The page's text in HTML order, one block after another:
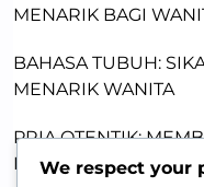
MENARIK BAGI
BAHASA TUBUH:
MENARIK WANITA
PRIA OTENTIK:
MENARIK WANITA
We respect your